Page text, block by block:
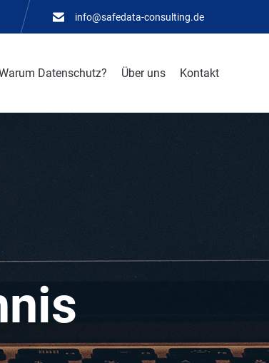
info@safedata-consulting.de
Datenschutz? Über uns Kontakt